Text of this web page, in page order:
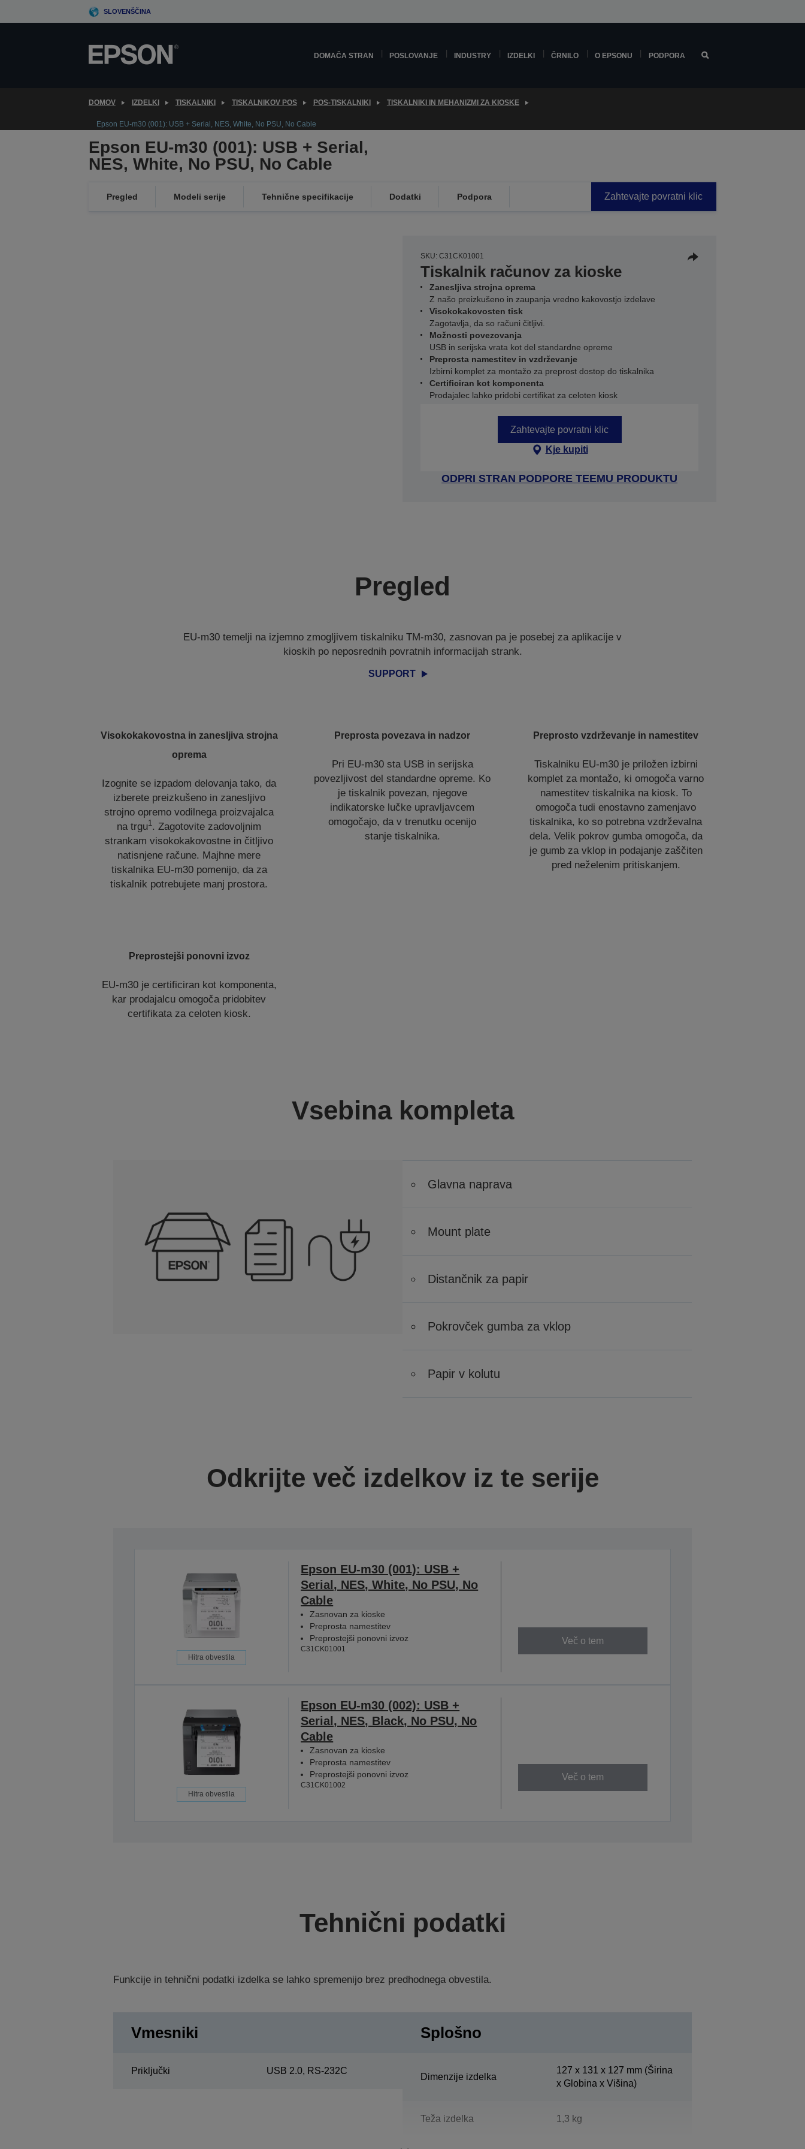
to
SLOVENŠČINA
DOMAČA STRAN POSLOVANJE INDUSTRY IZDELKI ČRNILO O EPSONU PODPORA
DOMOV IZDELKI TISKALNIKI TISKALNIKOV POS POS-TISKALNIKI TISKALNIKI IN MEHANIZMI ZA KIOSKE
Epson EU-m30 (001): USB + Serial, NES, White, No PSU, No Cable
Epson EU-m30 (001): USB + Serial,
NES, White, No PSU, No Cable
Pregled Modeli serije Tehnične specifikacije Dodatki Podpora Zahtevajte povratni klic
SKU: C31CK01001
Tiskalnik računov za kioske
Zanesljiva strojna oprema
Z našo preizkušeno in zaupanja vredno kakovostjo izdelave
Visokokakovosten tisk
Zagotavlja, da so računi čitljivi.
Možnosti povezovanja
USB in serijska vrata kot del standardne opreme
Preprosta namestitev in vzdrževanje
Izbirni komplet za montažo za preprost dostop do tiskalnika
Certificiran kot komponenta
Prodajalec lahko pridobi certifikat za celoten kiosk
Zahtevajte povratni klic
Kje kupiti
ODPRI STRAN PODPORE TEEMU PRODUKTU
Pregled
EU-m30 temelji na izjemno zmogljivem tiskalniku TM-m30, zasnovan pa je posebej za aplikacije v
kioskih po neposrednih povratnih informacijah strank.
SUPPORT
Visokokakovostna in zanesljiva strojna
oprema
Izognite se izpadom delovanja tako, da
izberete preizkušeno in zanesljivo
strojno opremo vodilnega proizvajalca
na trgu1. Zagotovite zadovoljnim
strankam visokokakovostne in čitljivo
natisnjene račune. Majhne mere
tiskalnika EU-m30 pomenijo, da za
tiskalnik potrebujete manj prostora.
Preprosta povezava in nadzor
Pri EU-m30 sta USB in serijska
povezljivost del standardne opreme. Ko
je tiskalnik povezan, njegove
indikatorske lučke upravljavcem
omogočajo, da v trenutku ocenijo
stanje tiskalnika.
Preprosto vzdrževanje in namestitev
Tiskalniku EU-m30 je priložen izbirni
komplet za montažo, ki omogoča varno
namestitev tiskalnika na kiosk. To
omogoča tudi enostavno zamenjavo
tiskalnika, ko so potrebna vzdrževalna
dela. Velik pokrov gumba omogoča, da
je gumb za vklop in podajanje zaščiten
pred neželenim pritiskanjem.
Preprostejši ponovni izvoz
EU-m30 je certificiran kot komponenta,
kar prodajalcu omogoča pridobitev
certifikata za celoten kiosk.
Vsebina kompleta
Glavna naprava
Mount plate
Distančnik za papir
Pokrovček gumba za vklop
Papir v kolutu
Odkrijte več izdelkov iz te serije
Hitra obvestila
Epson EU-m30 (001): USB +
Serial, NES, White, No PSU, No
Cable
Zasnovan za kioske
Preprosta namestitev
Preprostejši ponovni izvoz
C31CK01001
Več o tem
Hitra obvestila
Epson EU-m30 (002): USB +
Serial, NES, Black, No PSU, No
Cable
Zasnovan za kioske
Preprosta namestitev
Preprostejši ponovni izvoz
C31CK01002
Več o tem
Tehnični podatki
Funkcije in tehnični podatki izdelka se lahko spremenijo brez predhodnega obvestila.
Vmesniki
Priključki USB 2.0, RS-232C
Splošno
Dimenzije izdelka
127‎ x 131 x 127 mm (Širina
x Globina x Višina)
Teža izdelka 1,3 kg